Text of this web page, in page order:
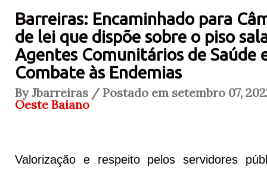
Barreiras: Encaminhado para
de lei que dispõe sobre o piso
Agentes Comunitários de Saúde
Combate às Endemias
By Jbarreiras / Postado em setembro 07,
Oeste Baiano
Valorização e respeito pelos servidores